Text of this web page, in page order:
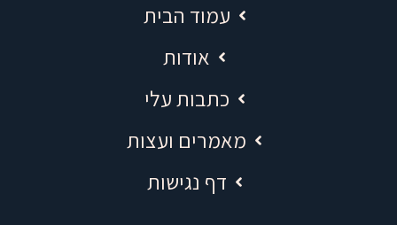
עמוד הבית
אודות
כתבות עלי
מאמרים ועצות
דף נגישות